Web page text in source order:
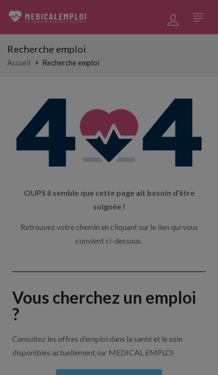
Recherche emploi
Accueil Recherche emploi
OUPS il semble que cette page ait besoin d’être
soignée !
Retrouvez votre chemin en cliquant sur le lien qui vous
convient ci-dessous.
Vous cherchez un emploi
?
Consultez les offres d’emploi dans la santé et le soin
disponibles actuellement sur MEDICAL EMPLOI